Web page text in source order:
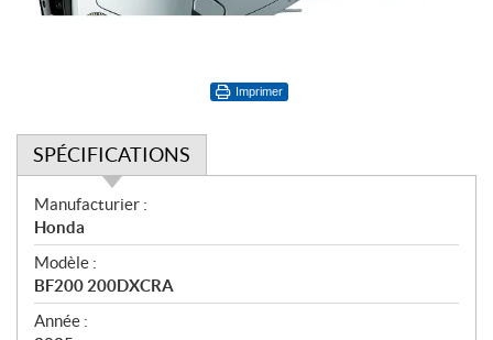
Imprimer
SPÉCIFICATIONS
S
p
é
c
i
f
Manufacturier :
Honda
Modèle :
BF200 200DXCRA
Année :